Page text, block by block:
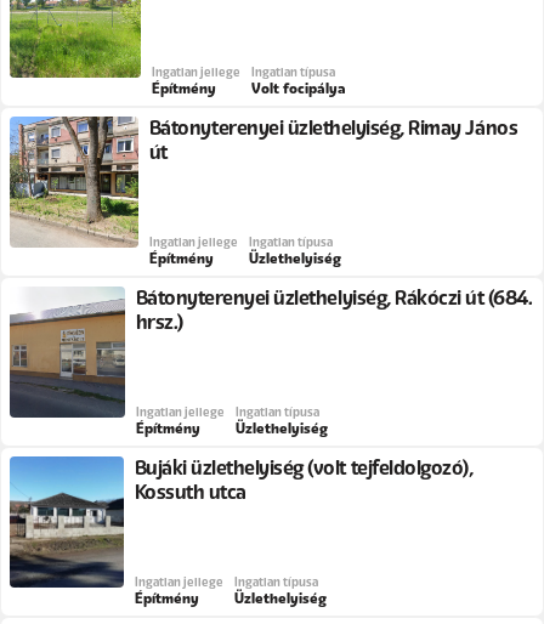
Ingatlan jellege
Építmény
Ingatlan típusa
Volt focipálya
Bátonyterenyei üzlethelyiség, Rimay János
út
Ingatlan jellege
Építmény
Ingatlan típusa
Üzlethelyiség
Bátonyterenyei üzlethelyiség, Rákóczi út (684.
hrsz.)
Ingatlan jellege
Építmény
Ingatlan típusa
Üzlethelyiség
Bujáki üzlethelyiség (volt tejfeldolgozó),
Kossuth utca
Ingatlan jellege
Építmény
Ingatlan típusa
Üzlethelyiség